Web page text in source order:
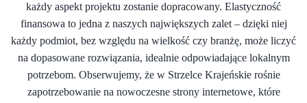
każdy aspekt projektu zostanie dopracowany. Elastyczność
finansowa to jedna z naszych największych zalet – dzięki niej
każdy podmiot, bez względu na wielkość czy branżę, może liczyć
na dopasowane rozwiązania, idealnie odpowiadające lokalnym
potrzebom. Obserwujemy, że w Strzelce Krajeńskie rośnie
zapotrzebowanie na nowoczesne strony internetowe, które